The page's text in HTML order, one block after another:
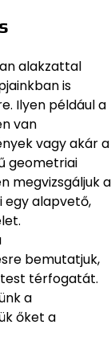
alakzattal
is
Ilyen például a
van
vagy akár a
geometriai
megvizsgáljuk a
alapvető,
bemutatjuk,
térfogatát.
a
őket a